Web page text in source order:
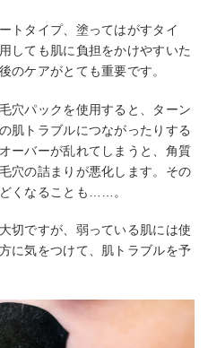
トタイプ、塗ってはがすタイ
しても肌に負担をかけやすいた
のケアがとても重要です。
穴パックを使用すると、ターン
肌トラブルにつながったりする
ーバーが乱れてしまうと、角質
穴の詰まりが悪化します。その
くなることも……。
切ですが、弱っている肌には使
に気をつけて、肌トラブルを予